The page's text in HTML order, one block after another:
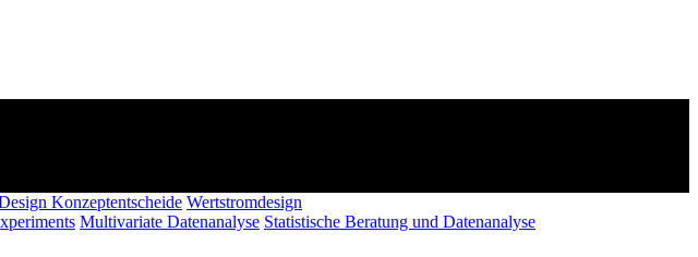
Konzeptentscheide Wertstromdesign
Multivariate Datenanalyse Statistische Beratung und Datenanalyse